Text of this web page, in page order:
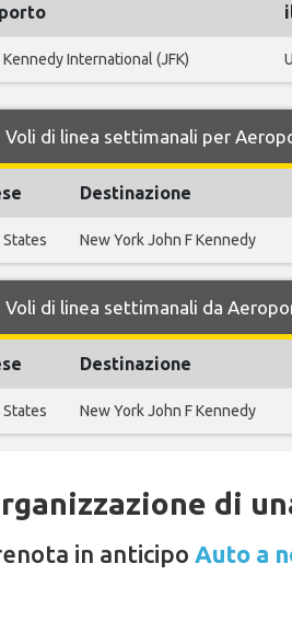
Kennedy International (JFK)
Voli di linea settimanali per
Destinazione
New York John F Kennedy
Voli di linea settimanali da
Destinazione
New York John F Kennedy
di
in anticipo Auto a